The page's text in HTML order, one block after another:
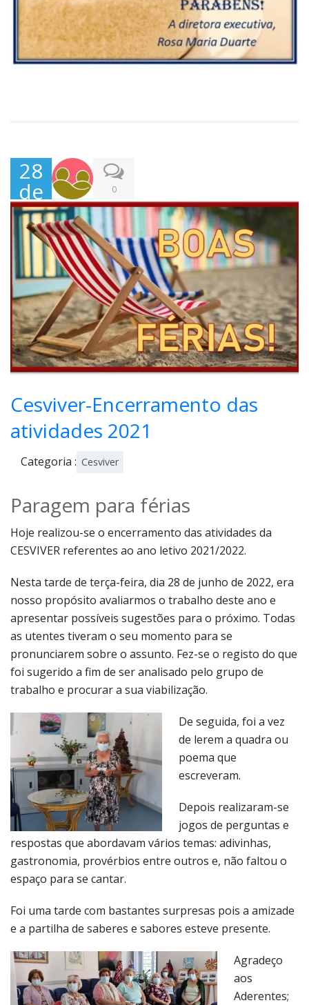
28
de
Jun
ho,
202
2
0
Cesviver-Encerramento das
atividades 2021
Categoria : Cesviver
Paragem para férias
Hoje realizou-se o encerramento das atividades da
CESVIVER referentes ao ano letivo 2021/2022.
Nesta tarde de terça-feira, dia 28 de junho de 2022, era
nosso propósito avaliarmos o trabalho deste ano e
apresentar possíveis sugestões para o próximo. Todas
as utentes tiveram o seu momento para se
pronunciarem sobre o assunto. Fez-se o registo do que
foi sugerido a fim de ser analisado pelo grupo de
trabalho e procurar a sua viabilização.
De seguida, foi a vez
de lerem a quadra ou
poema que
escreveram.
Depois realizaram-se
jogos de perguntas e
respostas que abordavam vários temas: adivinhas,
gastronomia, provérbios entre outros e, não faltou o
espaço para se cantar.
Foi uma tarde com bastantes surpresas pois a amizade
e a partilha de saberes e sabores esteve presente.
Agradeço
aos
Aderentes;